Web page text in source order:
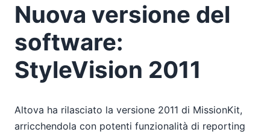
Nuova versione del
software:
StyleVision 2011
Altova ha rilasciato la versione 2011 di MissionKit,
arricchendola con potenti funzionalità di reporting